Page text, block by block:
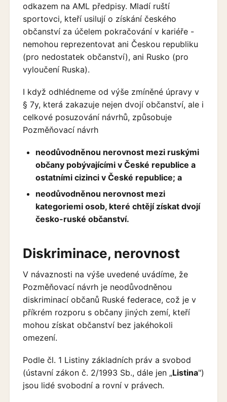
odkazem na AML předpisy. Mladí ruští
sportovci, kteří usilují o získání českého
občanství za účelem pokračování v kariéře -
nemohou reprezentovat ani Českou republiku
(pro nedostatek občanství), ani Rusko (pro
vyloučení Ruska).
I když odhlédneme od výše zmíněné úpravy v
§ 7y, která zakazuje nejen dvojí občanství, ale i
celkové posuzování návrhů, způsobuje
Pozměňovací návrh
neodůvodněnou nerovnost mezi ruskými
občany pobývajícími v České republice a
ostatními cizinci v České republice; a
neodůvodněnou nerovnost mezi
kategoriemi osob, které chtějí získat dvojí
česko-ruské občanství.
Diskriminace, nerovnost
V návaznosti na výše uvedené uvádíme, že
Pozměňovací návrh je neodůvodněnou
diskriminací občanů Ruské federace, což je v
příkrém rozporu s občany jiných zemí, kteří
mohou získat občanství bez jakéhokoli
omezení.
Podle čl. 1 Listiny základních práv a svobod
(ústavní zákon č. 2/1993 Sb., dále jen „Listina")
jsou lidé svobodní a rovní v právech.